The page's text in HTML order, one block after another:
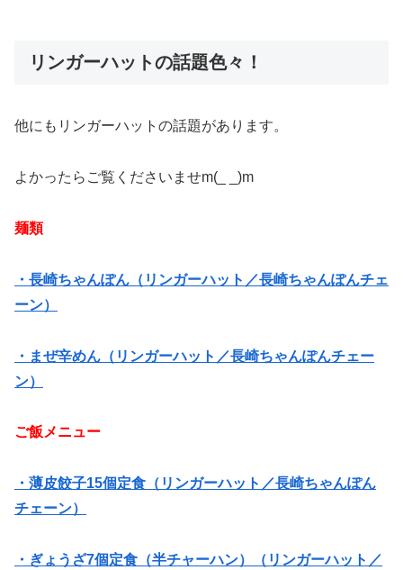
リンガーハットの話題色々！
他にもリンガーハットの話題があります。
よかったらご覧くださいませm(_ _)m
麺類
・長崎ちゃんぽん（リンガーハット／長崎ちゃんぽんチェ
ーン）
・まぜ辛めん（リンガーハット／長崎ちゃんぽんチェー
ン）
ご飯メニュー
・薄皮餃子15個定食（リンガーハット／長崎ちゃんぽん
チェーン）
・ぎょうざ7個定食（半チャーハン）（リンガーハット／